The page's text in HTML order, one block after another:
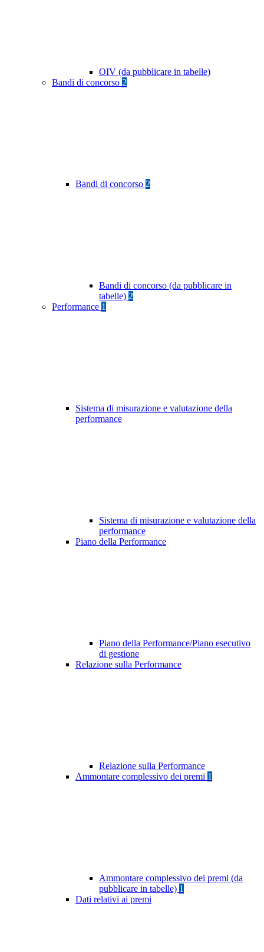
OIV (da pubblicare in tabelle)
Bandi di concorso 2
Bandi di concorso 2
Bandi di concorso (da pubblicare in
tabelle) 2
Performance 1
Sistema di misurazione e valutazione della
performance
Sistema di misurazione e valutazione della
performance
Piano della Performance
Piano della Performance/Piano esecutivo
di gestione
Relazione sulla Performance
Relazione sulla Performance
Ammontare complessivo dei premi 1
Ammontare complessivo dei premi (da
pubblicare in tabelle) 1
Dati relativi ai premi